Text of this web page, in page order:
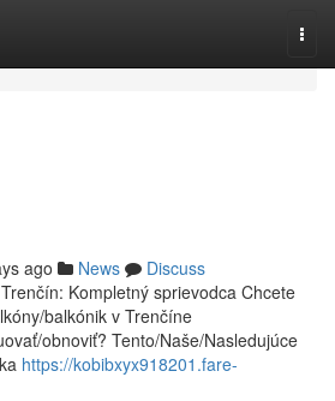
ago News
Discuss
Kompletný sprievodca Chcete
balkónik v Trenčíne
obnoviť? Tento/Naše/Nasledujúce
https://kobibxyx918201.fare-